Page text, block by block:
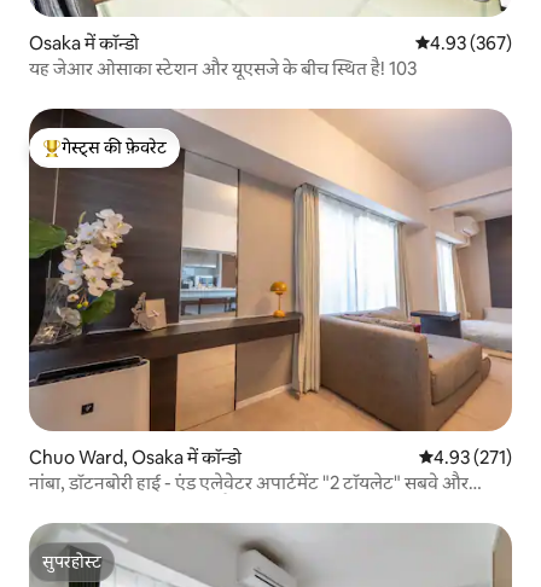
Osaka में कॉन्डो औसत रेटिंग 5 में से
4.93 (367)
यह जेआर ओसाका स्टेशन और यूएसजे के बीच स्थित है! 103
गेस्ट्स का टॉप फ़ेवरेट
गेस्ट्स की फ़ेवरेट
Chuo Ward, Osaka में कॉन्डो औसत रेटिंग 5 में से
4.93 (271)
नांबा, डॉटनबोरी हाई - एंड एलेवेटर अपार्टमेंट "2 टॉयलेट" सबवे और
मिनट,
सुपरहोस्ट
सुपरहोस्ट